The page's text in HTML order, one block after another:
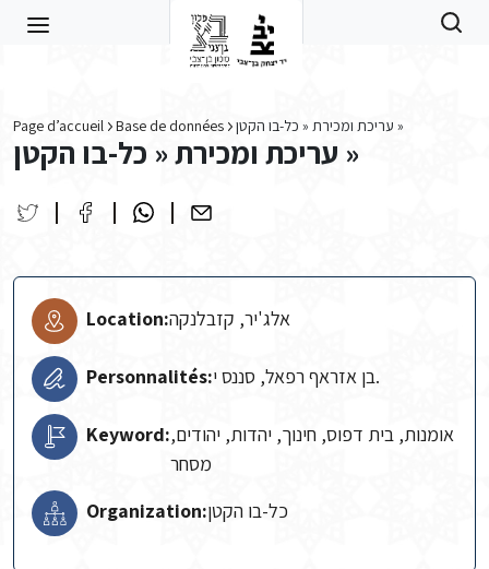
Page d’accueil Base de données עריכת ומכירת « כל-בו הקטן »
עריכת ומכירת « כל-בו הקטן »
Location:אלג'יר, קזבלנקה
Personnalités: בן אזראף רפאל, סננס י.
Keyword:אומנות, בית דפוס, חינוך, יהדות, יהודים,
מסחר
Organization:כל-בו הקטן